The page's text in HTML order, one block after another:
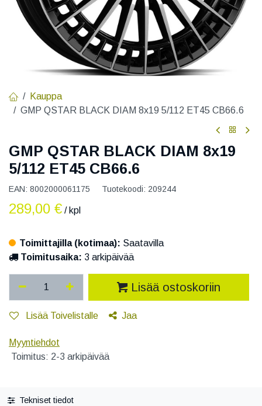
Kauppa
GMP QSTAR BLACK DIAM 8x19 5/112 ET45 CB66.6
GMP QSTAR BLACK DIAM 8x19
5/112 ET45 CB66.6
EAN: 8002000061175 Tuotekoodi: 209244
289,00 € / kpl
Toimittajilla (kotimaa): Saatavilla
Toimitusaika: 3 arkipäivää
Lisää ostoskoriin
Lisää Toivelistalle Jaa
Myyntiehdot
Toimitus: 2-3 arkipäivää
Tekniset tiedot